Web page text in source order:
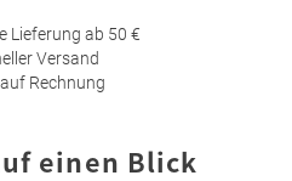
Lieferung ab 50 €
Versand
Rechnung
einen Blick